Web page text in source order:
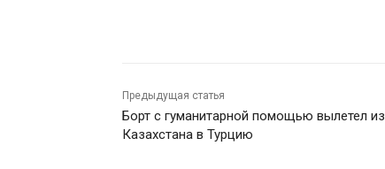
Предыдущая статья
Борт с гуманитарной помощью вылетел из
Казахстана в Турцию